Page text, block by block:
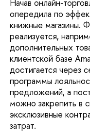
Начав
опередила по
книжные магазины.
реализуется,
дополнительных
клиентской базе
достигается через
программы
предложений, а
можно закрепить в
эксклюзивные
затрат.